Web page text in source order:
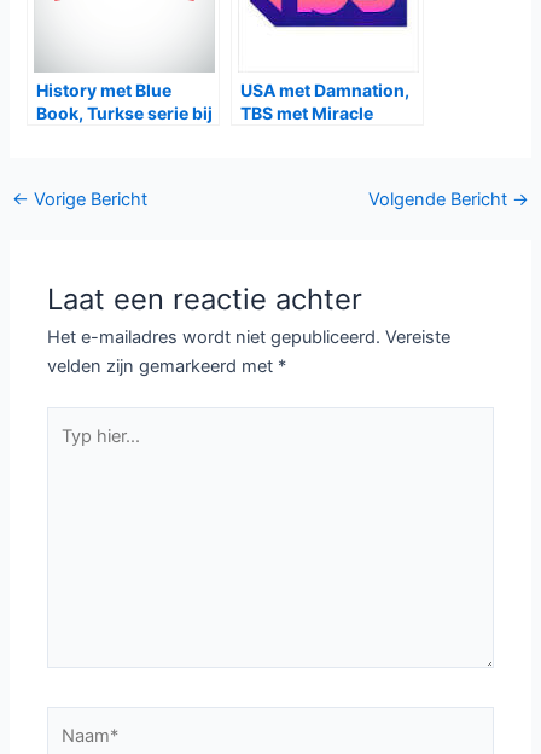
History met Blue
Book, Turkse serie bij
USA met Damnation,
TBS met Miracle
Bericht
← Vorige Bericht Volgende Bericht →
Laat een reactie achter
Het e-mailadres wordt niet gepubliceerd. Vereiste
velden zijn gemarkeerd met *
hier...